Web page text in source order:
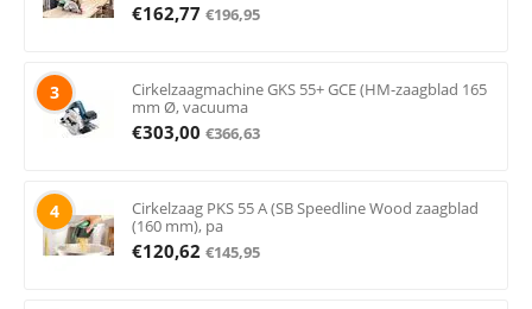
€162,77 €196,95
3
Cirkelzaagmachine GKS 55+ GCE (HM-zaagblad 165
mm Ø, vacuuma
€303,00 €366,63
4
Cirkelzaag PKS 55 A (SB Speedline Wood zaagblad
(160 mm), pa
€120,62 €145,95